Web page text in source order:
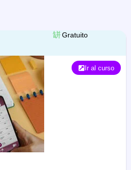
Gratuito
Ir al curso